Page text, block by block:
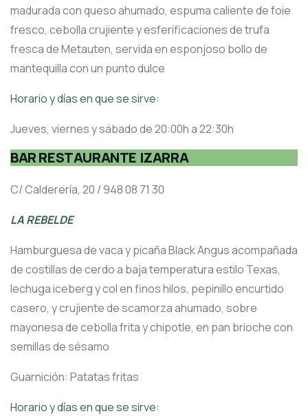
madurada con queso ahumado, espuma caliente de foie
fresco, cebolla crujiente y esferificaciones de trufa
fresca de Metauten, servida en esponjoso bollo de
mantequilla con un punto dulce
Horario y días en que se sirve:
Jueves, viernes y sábado de 20:00h a 22:30h
BAR RESTAURANTE IZARRA
C/ Calderería, 20 / 948 08 71 30
LA REBELDE
Hamburguesa de vaca y picaña Black Angus acompañada
de costillas de cerdo a baja temperatura estilo Texas,
lechuga iceberg y col en finos hilos, pepinillo encurtido
casero, y crujiente de scamorza ahumado, sobre
mayonesa de cebolla frita y chipotle, en pan brioche con
semillas de sésamo
Guarnición: Patatas fritas
Horario y días en que se sirve: